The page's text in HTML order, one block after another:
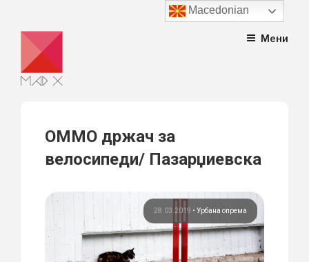
content
Мени
ОММО држач за
велосипеди/ Пазарџиевска
28.03.2019 • Урбана опрема
Macedonian